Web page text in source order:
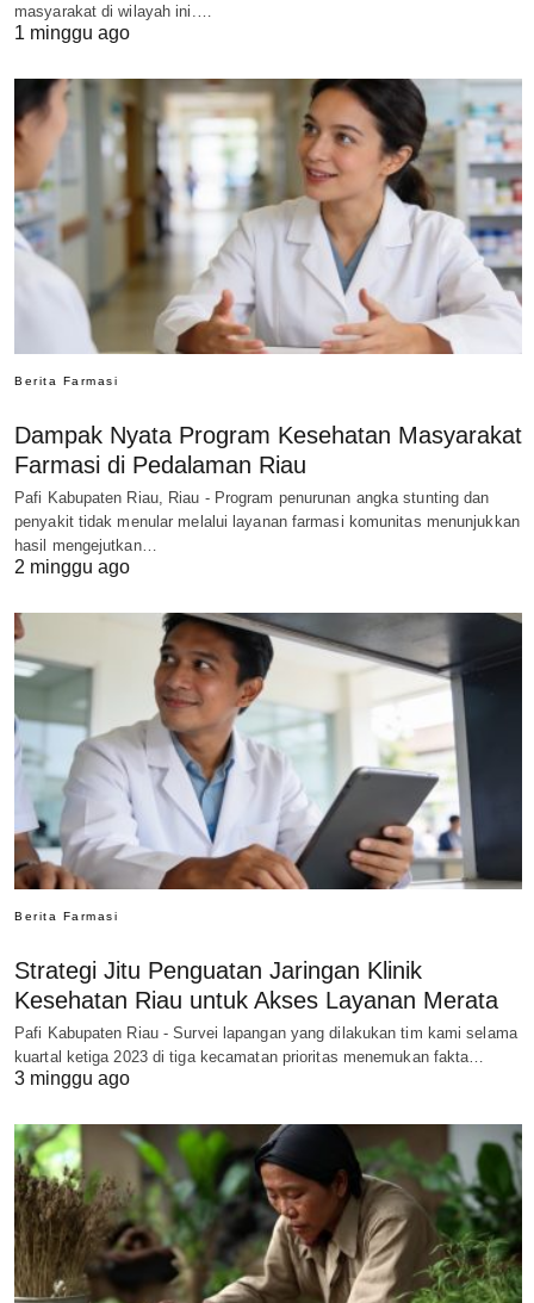
masyarakat di wilayah ini.…
1 minggu ago
Berita Farmasi
Dampak Nyata Program Kesehatan Masyarakat
Farmasi di Pedalaman Riau
Pafi Kabupaten Riau, Riau - Program penurunan angka stunting dan
penyakit tidak menular melalui layanan farmasi komunitas menunjukkan
hasil mengejutkan…
2 minggu ago
Berita Farmasi
Strategi Jitu Penguatan Jaringan Klinik
Kesehatan Riau untuk Akses Layanan Merata
Pafi Kabupaten Riau - Survei lapangan yang dilakukan tim kami selama
kuartal ketiga 2023 di tiga kecamatan prioritas menemukan fakta…
3 minggu ago